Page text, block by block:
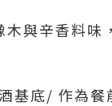
與辛香料
基底/ 作為餐